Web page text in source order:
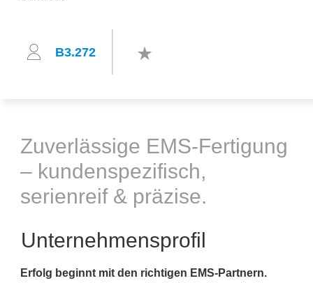
B3.272
Zuverlässige EMS-Fertigung
– kundenspezifisch,
serienreif & präzise.
Unternehmensprofil
Erfolg beginnt mit den richtigen EMS-Partnern.